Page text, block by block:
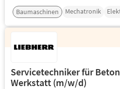
Baumaschinen Mechatronik
Servicetechniker für
Werkstatt (m/w/d)